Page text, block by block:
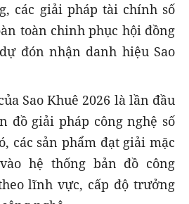
các giải pháp tài chính số
toàn chinh phục hội đồng
đón nhận danh hiệu Sao
Sao Khuê 2026 là lần đầu
đồ giải pháp công nghệ số
các sản phẩm đạt giải mặc
hệ thống bản đồ công
lĩnh vực, cấp độ trưởng